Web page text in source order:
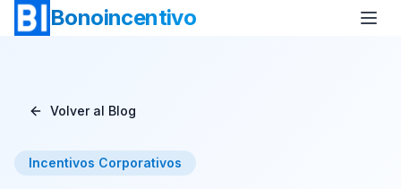
Bonoincentivo
Bono Vuelo
Volver al Blog
Incentivos Corporativos